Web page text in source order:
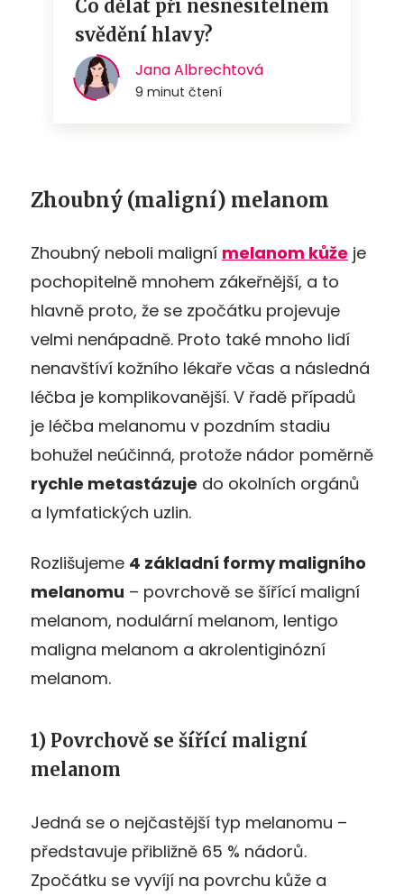
Zhoubný (maligní) melanom
Zhoubný neboli maligní melanom kůže je
pochopitelně mnohem zákeřnější, a to
hlavně proto, že se zpočátku projevuje
velmi nenápadně. Proto také mnoho lidí
nenavštíví kožního lékaře včas a následná
léčba je komplikovanější. V řadě případů
je léčba melanomu v pozdním stadiu
bohužel neúčinná, protože nádor poměrně
rychle metastázuje do okolních orgánů
a lymfatických uzlin.
Rozlišujeme 4 základní formy maligního
melanomu – povrchově se šířící maligní
melanom, nodulární melanom, lentigo
maligna melanom a akrolentiginózní
melanom.
1) Povrchově se šířící maligní
melanom
Jedná se o nejčastější typ melanomu –
představuje přibližně 65 % nádorů.
Zpočátku se vyvíjí na povrchu kůže a